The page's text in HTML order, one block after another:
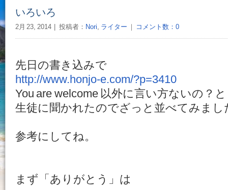
いろいろ
2月 23, 2014 投稿者： Nori, ライター ｜ コメント数：0
先日の書き込みで
http://www.honjo-e.com/?p=3410
You are welcome 以外に言い方ないの？と
生徒に聞かれたのでざっと並べてみまし
参考にしてね。
まず「ありがとう」は